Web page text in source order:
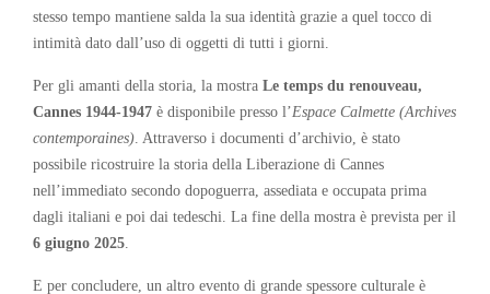
stesso tempo mantiene salda la sua identità grazie a quel tocco di
intimità dato dall’uso di oggetti di tutti i giorni.
Per gli amanti della storia, la mostra Le temps du renouveau,
Cannes 1944-1947 è disponibile presso l’Espace Calmette (Archives
contemporaines). Attraverso i documenti d’archivio, è stato
possibile ricostruire la storia della Liberazione di Cannes
nell’immediato secondo dopoguerra, assediata e occupata prima
dagli italiani e poi dai tedeschi. La fine della mostra è prevista per il
6 giugno 2025.
E per concludere, un altro evento di grande spessore culturale è